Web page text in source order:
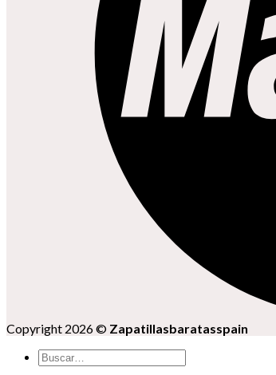
Copyright 2026 © Zapatillasbaratasspain
Buscar
por: